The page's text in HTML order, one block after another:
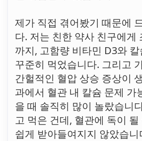
제가 직접 겪어봤기 때문에
다. 저는 친한 약사 친구에게
까지, 고함량 비타민 D3와
꾸준히 먹었습니다. 그리고
간헐적인 혈압 상승 증상이
과에서 혈관 내 칼슘 문제 가
을 때 솔직히 많이 놀랐습니
고 먹은 건데, 혈관에 독이
쉽게 받아들여지지 않았습니